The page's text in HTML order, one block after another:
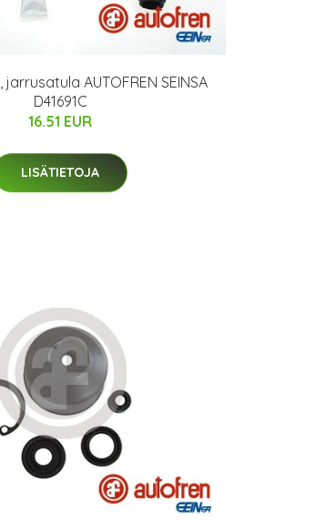
AUTOFREN SEINSA
D41691C
16.51 EUR
LISÄTIETOJA